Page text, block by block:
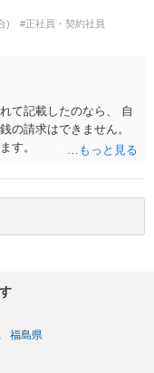
) #正社員・契約社員
て記載したのなら、 自
の請求はできません。
す。
福島県